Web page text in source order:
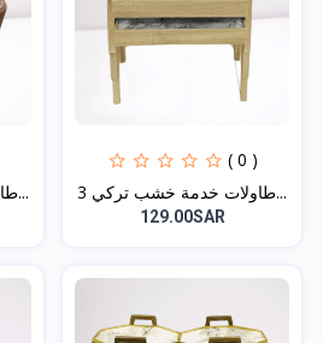
طاولة طعام 6 كرسي مقاس...
( 0 )
طاولات خدمة خشب تركي 3...
129.00SAR